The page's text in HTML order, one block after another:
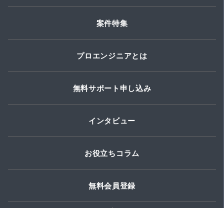
案件特集
プロエンジニアとは
無料サポート申し込み
インタビュー
お役立ちコラム
無料会員登録